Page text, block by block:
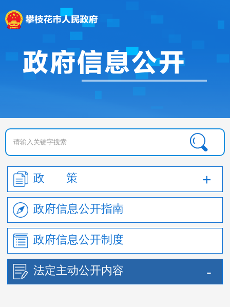
政 策
政府信息公开指南
政府信息公开制度
法定主动公开内容